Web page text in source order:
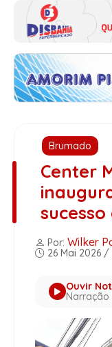
Brumado
Center
Por: Wilker
26 Mai 2026 /
Ouvir